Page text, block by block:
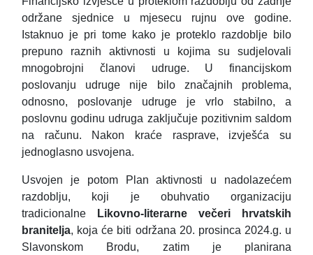
održane sjednice u mjesecu rujnu ove godine.
Istaknuo je pri tome kako je proteklo razdoblje bilo
prepuno raznih aktivnosti u kojima su sudjelovali
mnogobrojni članovi udruge. U financijskom
poslovanju udruge nije bilo značajnih problema,
odnosno, poslovanje udruge je vrlo stabilno, a
poslovnu godinu udruga zaključuje pozitivnim saldom
na računu. Nakon kraće rasprave, izvješća su
jednoglasno usvojena.
Usvojen je potom Plan aktivnosti u nadolazećem
razdoblju, koji je obuhvatio organizaciju
tradicionalne Likovno-literarne večeri hrvatskih
branitelja, koja će biti održana 20. prosinca 2024.g. u
Slavonskom Brodu, zatim je planirana